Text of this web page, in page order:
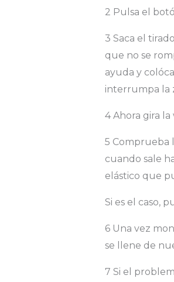
2 Pulsa el
3 Saca el
que no se
ayuda y
interrumpa la
4 Ahora gira
5 Comprueba
cuando sale
elástico que
Si es el caso,
6 Una vez
se llene de
7 Si el